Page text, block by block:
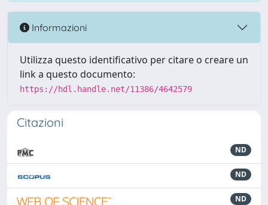
Informazioni
Utilizza questo identificativo per citare o creare un
link a questo documento:
https://hdl.handle.net/11386/4642579
Citazioni
ND
ND
ND